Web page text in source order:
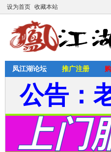
设为首页 收藏本站
凤江湖论坛 推广注册
公告：